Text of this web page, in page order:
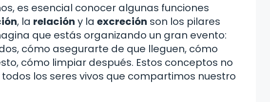
es esencial conocer algunas funciones
, la relación y la excreción son los pilares
que estás organizando un gran evento:
cómo asegurarte de que lleguen, cómo
cómo limpiar después. Estos conceptos no
los seres vivos que compartimos nuestro